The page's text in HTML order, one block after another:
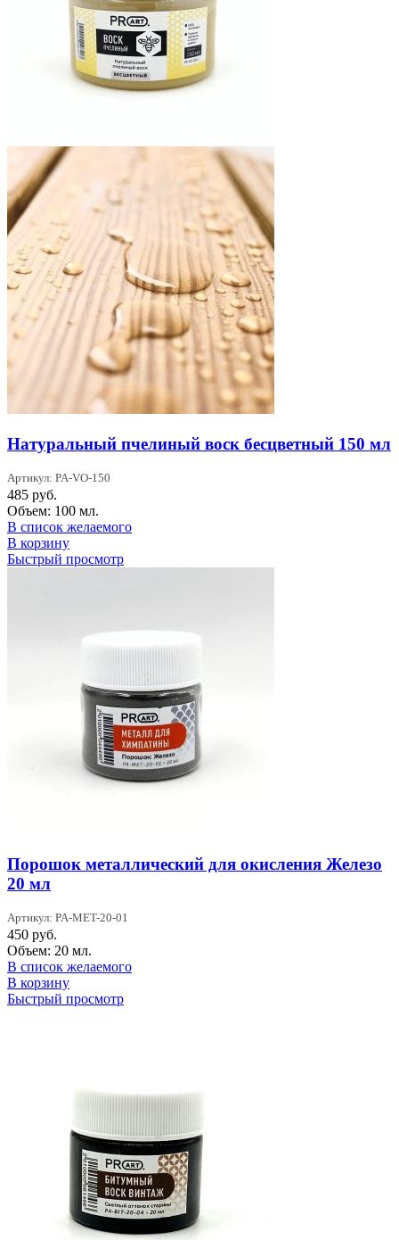
Натуральный пчелиный воск бесцветный 150 мл
Артикул: PA-VO-150
485 руб.
Объем: 100 мл.
В список желаемого
В корзину
Быстрый просмотр
Порошок металлический для окисления Железо
20 мл
Артикул: PA-MET-20-01
450 руб.
Объем: 20 мл.
В список желаемого
В корзину
Быстрый просмотр